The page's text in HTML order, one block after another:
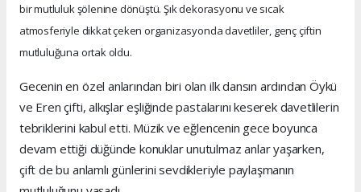
bir mutluluk şölenine dönüştü. Şık dekorasyonu ve sıcak
atmosferiyle dikkat çeken organizasyonda davetliler, genç çiftin
mutluluğuna ortak oldu.
Gecenin en özel anlarından biri olan ilk dansın ardından Öykü
ve Eren çifti, alkışlar eşliğinde pastalarını keserek davetlilerin
tebriklerini kabul etti. Müzik ve eğlencenin gece boyunca
devam ettiği düğünde konuklar unutulmaz anlar yaşarken,
çift de bu anlamlı günlerini sevdikleriyle paylaşmanın